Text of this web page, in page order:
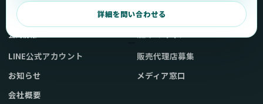
詳細を問い合わせる
弊社販売ストアへ
公式情報
LINE公式アカウント
お知らせ
会社概要
販売代理店募集
メディア窓口